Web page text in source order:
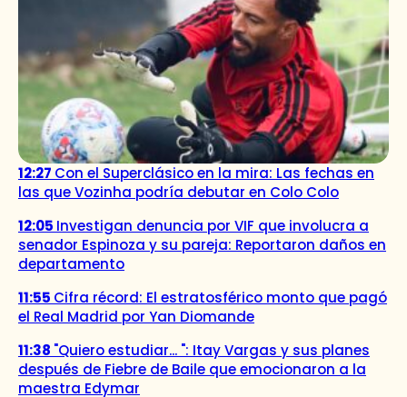
12:27 Con el Superclásico en la mira: Las fechas en
las que Vozinha podría debutar en Colo Colo
12:05 Investigan denuncia por VIF que involucra a
senador Espinoza y su pareja: Reportaron daños en
departamento
11:55 Cifra récord: El estratosférico monto que pagó
el Real Madrid por Yan Diomande
11:38 "Quiero estudiar... ": Itay Vargas y sus planes
después de Fiebre de Baile que emocionaron a la
maestra Edymar